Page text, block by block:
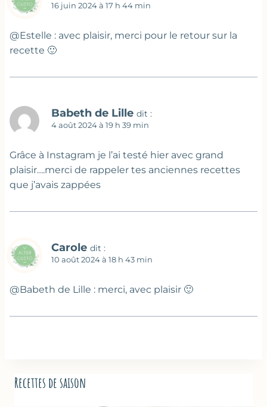
16 juin 2024 à 17 h 44 min
@Estelle : avec plaisir, merci pour le retour sur la
recette 🙂
Babeth de Lille dit :
4 août 2024 à 19 h 39 min
Grâce à Instagram je l’ai testé hier avec grand
plaisir….merci de rappeler tes anciennes recettes
que j’avais zappées
Carole dit :
10 août 2024 à 18 h 43 min
@Babeth de Lille : merci, avec plaisir 🙂
Recettes de saison